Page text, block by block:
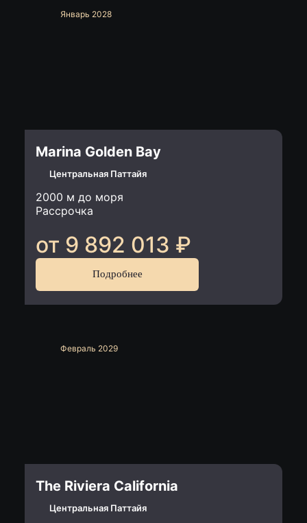
Январь 2028
Marina Golden Bay
Центральная Паттайя
2000 м до моря
Рассрочка
от 9 892 013 ₽
Подробнее
Февраль 2029
The Riviera California
Центральная Паттайя